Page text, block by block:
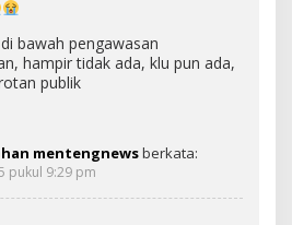
bawah pengawasan
hampir tidak ada, klu pun ada,
publik
mentengnewsberkata:
pukul 9:29 pm